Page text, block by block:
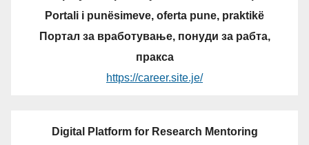
Portali i punësimeve, oferta pune, praktikë
Портал за вработување, понуди за рабта,
пракса
https://career.site.je/
Digital Platform for Research Mentoring